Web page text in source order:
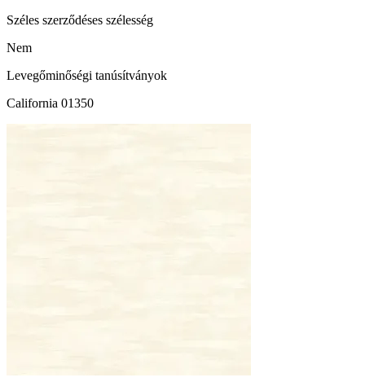
Széles szerződéses szélesség
Nem
Levegőminőségi tanúsítványok
California 01350